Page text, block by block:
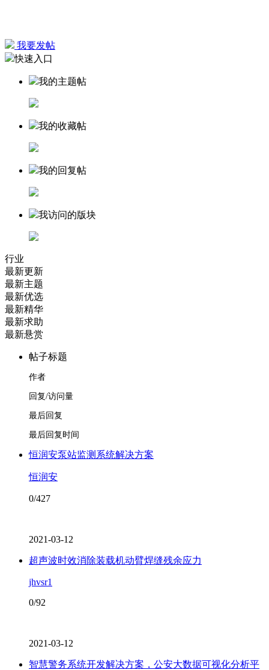
我要发帖
快速入口
我的主题帖
我的收藏帖
我的回复帖
我访问的版块
行业
最新更新
最新主题
最新优选
最新精华
最新求助
最新悬赏
帖子标题
作者
回复/访问量
最后回复
最后回复时间
恒润安泵站监测系统解决方案
恒润安
0/427
2021-03-12
超声波时效消除装载机动臂焊缝残余应力
jhvsr1
0/92
2021-03-12
智慧警务系统开发解决方案，公安大数据可视化分析平